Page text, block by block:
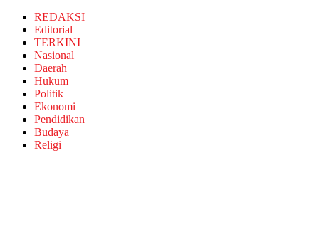
REDAKSI
Editorial
TERKINI
Nasional
Daerah
Hukum
Politik
Ekonomi
Pendidikan
Budaya
Religi